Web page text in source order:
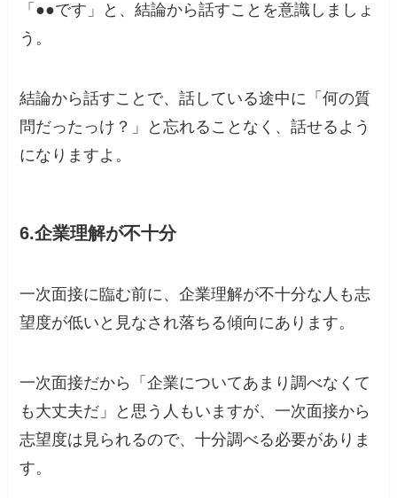
「●●です」と、結論から話すことを意識しましょ
う。
結論から話すことで、話している途中に「何の質
問だったっけ？」と忘れることなく、話せるよう
になりますよ。
6.企業理解が不十分
一次面接に臨む前に、企業理解が不十分な人も志
望度が低いと見なされ落ちる傾向にあります。
一次面接だから「企業についてあまり調べなくて
も大丈夫だ」と思う人もいますが、一次面接から
志望度は見られるので、十分調べる必要がありま
す。